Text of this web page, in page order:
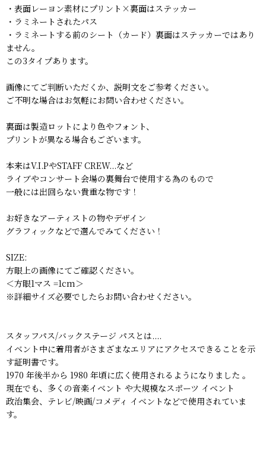
・表面レーヨン素材にプリント×裏面はステッカー
・ラミネートされたパス
・ラミネートする前のシート（カード）裏面はステッカーではあり
ません。
この3タイプあります。
画像にてご判断いただくか、説明文をご参考ください。
ご不明な場合はお気軽にお問い合わせください。
裏面は製造ロットにより色やフォント、
プリントが異なる場合もございます。
本来はV.I.PやSTAFF CREW...など
ライブやコンサート会場の裏舞台で使用する為のもので
一般には出回らない貴重な物です！
お好きなアーティストの物やデザイン
グラフィックなどで選んでみてください！
SIZE:
方眼上の画像にてご確認ください。
＜方眼1マス =1cm＞
※詳細サイズ必要でしたらお問い合わせください。
スタッフパス/バックステージ パスとは....
イベント中に着用者がさまざまなエリアにアクセスできることを示
す証明書です。
1970 年後半から 1980 年頃に広く使用されるようになりました 。
現在でも、多くの音楽イベント や大規模なスポーツ イベント
政治集会、テレビ/映画/コメディ イベントなどで使用されていま
す。